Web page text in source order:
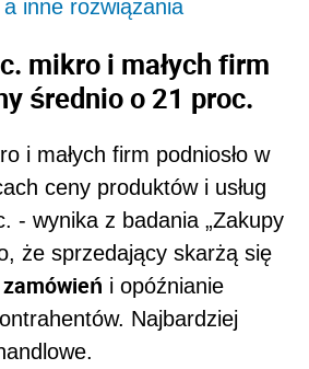
inne rozwiązania
mikro i małych firm
średnio o 21 proc.
i małych firm podniosło w
ceny produktów i usług
- wynika z badania „Zakupy
że sprzedający skarżą się
i opóźnianie
Najbardziej